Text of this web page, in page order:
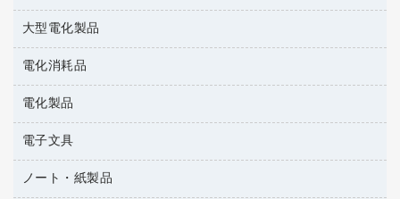
園芸用品
ペット用品
消臭・芳香剤
殺虫剤
飲食用消耗品
ハンドソープ・石鹸
トイレ用品
大型シュレッダー（共配）
レーザーポインター
ラミネートフィルム
ラミネータ
タイムレコーダー
シュレッダ
大型電化製品
冷蔵庫・キッチン・調理家電
テレビ・ＡＶ機器
電化消耗品
電球・蛍光灯
乾電池・充電池
フィルム・カメラ用品
デスクライト
電化製品
掃除機・クリーナー
空調・季節家電
電子文具
電卓
ノート・紙製品